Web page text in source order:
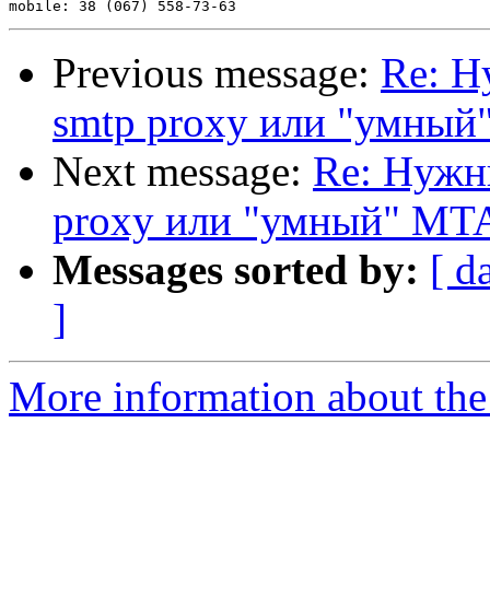
Previous message: Re:
smtp proxy или
Next message: Re:
proxy или "умный"
Messages sorted by: [
]
More information about